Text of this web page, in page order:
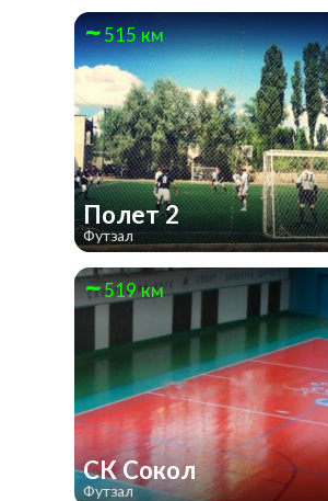
515 км
Полет 2
Футзал
519 км
СК Сокол
Футзал